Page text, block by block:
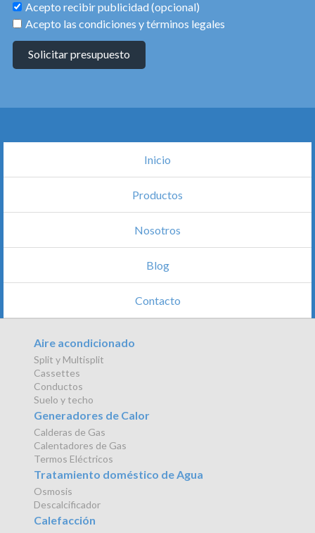
Acepto recibir publicidad (opcional)
Acepto las condiciones y términos legales
Solicitar presupuesto
Inicio
Productos
Nosotros
Blog
Contacto
Aire acondicionado
Split y Multisplit
Cassettes
Conductos
Suelo y techo
Generadores de Calor
Calderas de Gas
Calentadores de Gas
Termos Eléctricos
Tratamiento doméstico de Agua
Osmosis
Descalcificador
Calefacción